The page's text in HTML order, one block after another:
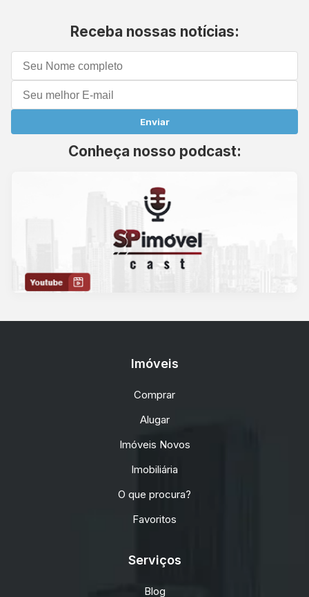
Receba nossas notícias:
Enviar
Conheça nosso podcast:
Imóveis
Comprar
Alugar
Imóveis Novos
Imobiliária
O que procura?
Favoritos
Serviços
Blog